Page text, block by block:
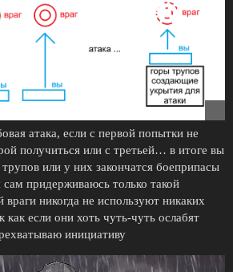
атака, если с первой попытки не
получиться или с третьей… в итоге вы
трупов или у них закончатся боеприпасы
придерживаюсь только такой
враги никогда не используют никаких
как если они хоть чуть-чуть ослабят
инициативу